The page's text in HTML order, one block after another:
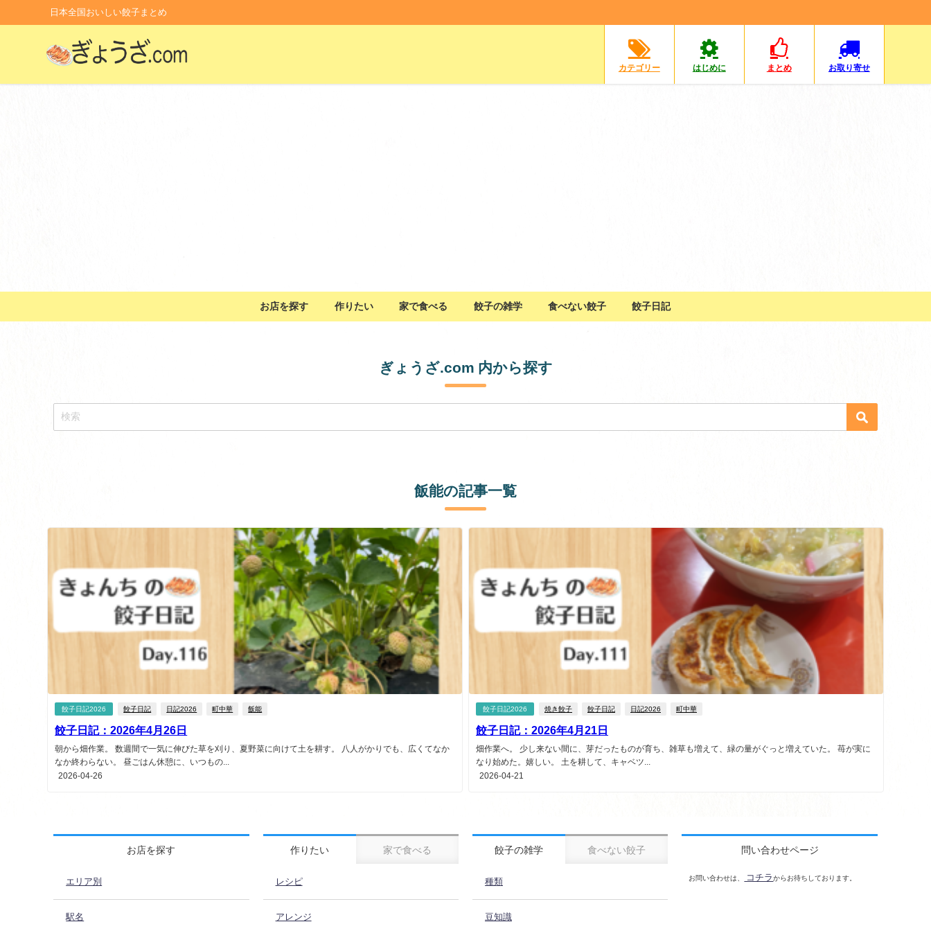
日本全国おいしい餃子まとめ
カテゴリー はじめに まとめ お取り寄せ
お店を探す 作りたい 家で食べる 餃子の雑学 食べない餃子 餃子日記
ぎょうざ.com 内から探す
飯能の記事一覧
餃子日記2026 餃子日記 日記2026 町中華 飯能
餃子日記：2026年4月26日
朝から畑作業。 数週間で一気に伸びた草を刈り、夏野菜に向けて土を耕す。 八人がかりでも、広くてなか
なか終わらない。 昼ごはん休憩に、いつもの...
2026-04-26
餃子日記2026 焼き餃子 餃子日記 日記2026 町中華
餃子日記：2026年4月21日
畑作業へ。 少し来ない間に、芽だったものが育ち、雑草も増えて、緑の量がぐっと増えていた。 苺が実に
なり始めた。嬉しい。 土を耕して、キャベツ...
2026-04-21
お店を探す
エリア別
駅名
作りたい 家で食べる
レシピ
アレンジ
餃子の雑学 食べない餃子
種類
豆知識
問い合わせページ
お問い合わせは、 コチラからお待ちしております。